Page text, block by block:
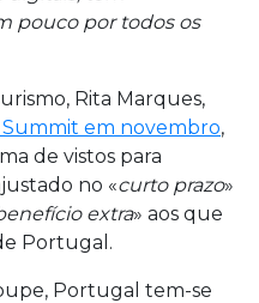
pouco por todos os
Rita Marques,
em novembro,
de vistos para
no «curto prazo»
extra» aos que
Portugal.
Portugal tem-se